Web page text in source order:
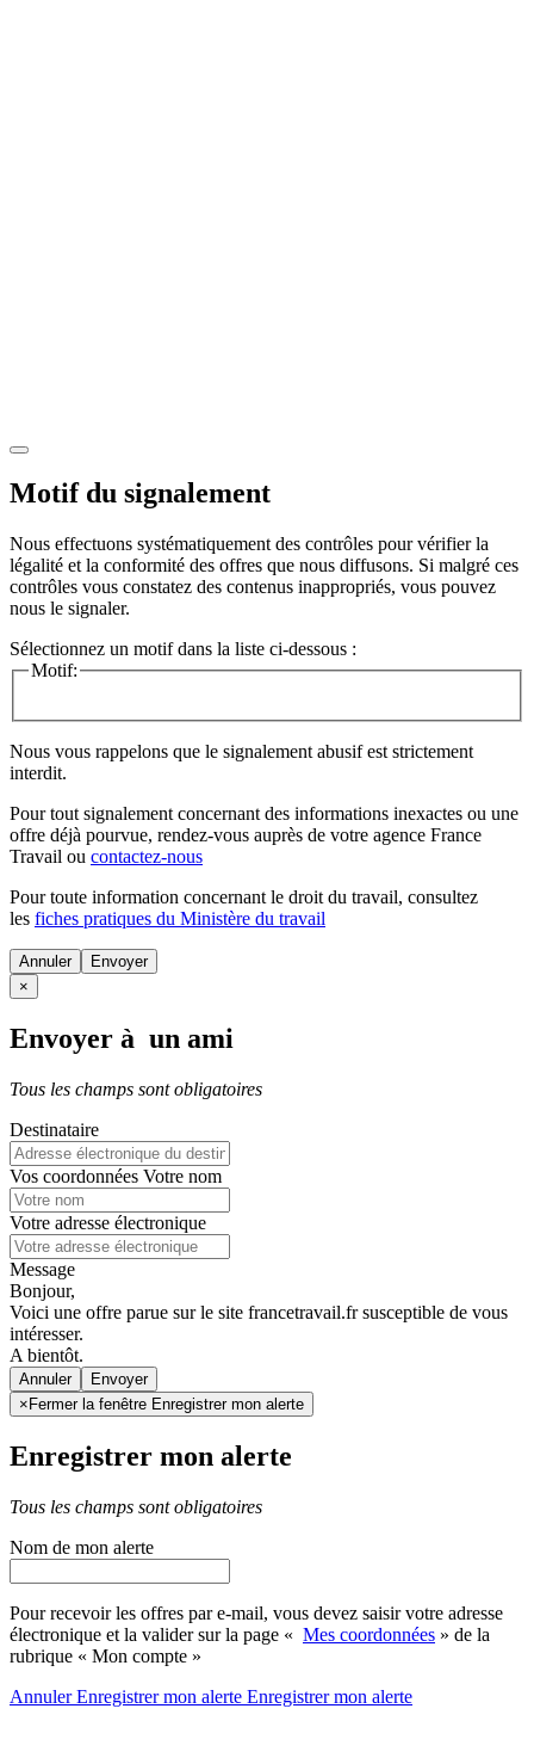
Motif du signalement
Nous effectuons systématiquement des contrôles pour vérifier la
légalité et la conformité des offres que nous diffusons. Si malgré ces
contrôles vous constatez des contenus inappropriés, vous pouvez
nous le signaler.
Sélectionnez un motif dans la liste ci-dessous :
Motif:
Nous vous rappelons que le signalement abusif est strictement
interdit.
Pour tout signalement concernant des informations inexactes ou une
offre déjà pourvue, rendez-vous auprès de votre agence France
Travail ou contactez-nous
Pour toute information concernant le droit du travail, consultez
les fiches pratiques du Ministère du travail
Annuler
×
Envoyer à un ami
Tous les champs sont obligatoires
Destinataire
Vos coordonnées Votre nom
Votre adresse électronique
Message
Bonjour,
Voici une offre parue sur le site francetravail.fr susceptible de vous
intéresser.
A bientôt.
Annuler
× Fermer la fenêtre Enregistrer mon alerte
Enregistrer mon alerte
Tous les champs sont obligatoires
Nom de mon alerte
Pour recevoir les offres par e-mail, vous devez saisir votre adresse
électronique et la valider sur la page « Mes coordonnées » de la
rubrique « Mon compte »
AnnulerEnregistrer mon alerte Enregistrermon alerte